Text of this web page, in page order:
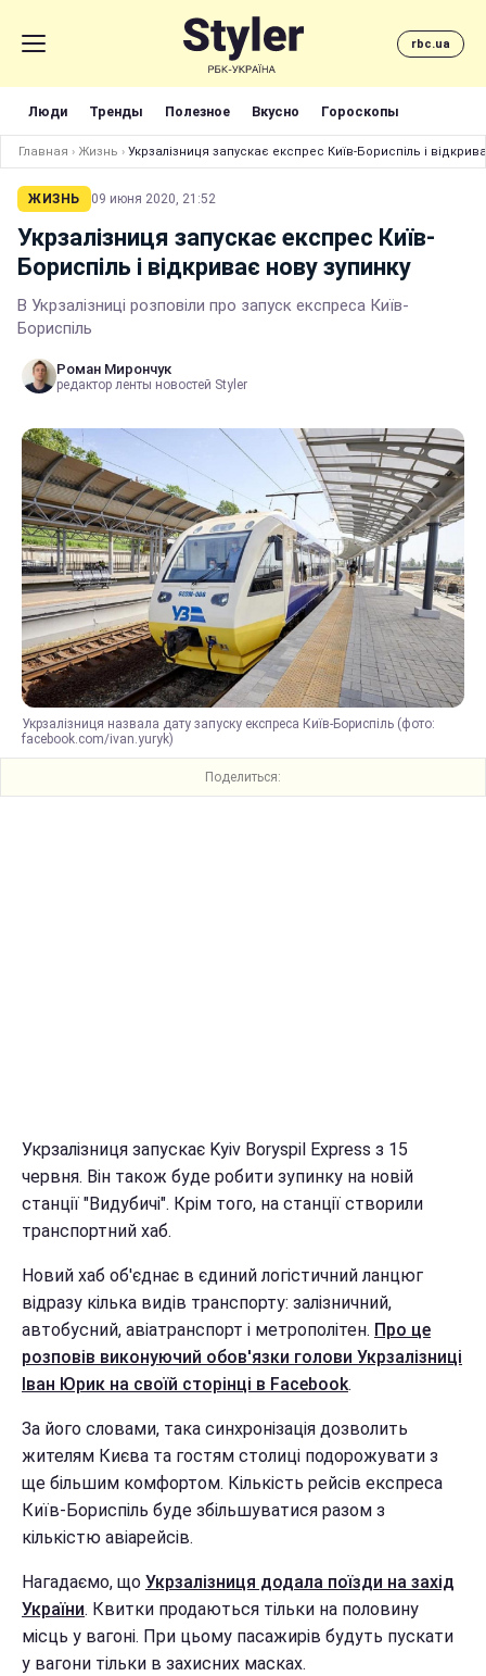
rbc.ua
Люди Тренды Полезное Вкусно Гороскопы
Главная › Жизнь › Укрзалізниця запускає експрес Київ-Бориспіль і
ЖИЗНЬ 09 июня 2020, 21:52
Укрзалізниця запускає експрес Київ-
Бориспіль і відкриває нову зупинку
В Укрзалізниці розповіли про запуск експреса Київ-
Бориспіль
Роман Мирончук
редактор ленты новостей Styler
Укрзалізниця назвала дату запуску експреса Київ-Бориспіль (фото:
facebook.com/ivan.yuryk)
Поделиться:
Укрзалізниця запускає Kyiv Boryspil Express з 15
червня. Він також буде робити зупинку на новій
станції "Видубичі". Крім того, на станції створили
транспортний хаб.
Новий хаб об'єднає в єдиний логістичний ланцюг
відразу кілька видів транспорту: залізничний,
автобусний, авіатранспорт і метрополітен. Про це
розповів виконуючий обов'язки голови Укрзалізниці
Іван Юрик на своїй сторінці в Facebook.
За його словами, така синхронізація дозволить
жителям Києва та гостям столиці подорожувати з
ще більшим комфортом. Кількість рейсів експреса
Київ-Бориспіль буде збільшуватися разом з
кількістю авіарейсів.
Нагадаємо, що Укрзалізниця додала поїзди на захід
України. Квитки продаються тільки на половину
місць у вагоні. При цьому пасажирів будуть пускати
у вагони тільки в захисних масках.